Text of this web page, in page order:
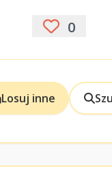
0
Losuj inne